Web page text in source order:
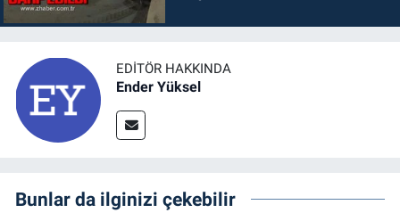
EDITÖR HAKKINDA
Ender Yüksel
Bunlar da ilginizi çekebilir